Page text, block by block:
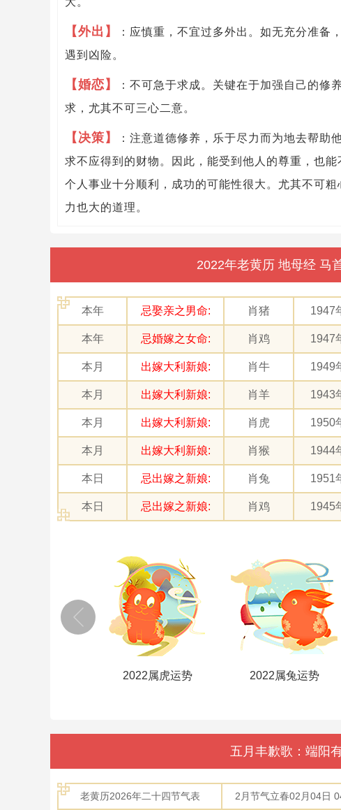
【外出】
：应慎重，不宜过多外出。如无充分准备
遇到凶险。
【婚恋】
：不可急于求成。关键在于加强自己的修
求，尤其不可三心二意。
【决策】
：注意道德修养，乐于尽力而为地去帮助
求不应得到的财物。因此，能受到他人的尊重，也能
个人事业十分顺利，成功的可能性很大。尤其不可粗
力也大的道理。
2022年老黄历 地母经 马
本年 忌娶亲之男命: 肖猪 1947
本年 忌婚嫁之女命: 肖鸡 1947
本月 出嫁大利新娘: 肖牛 1949
本月 出嫁大利新娘: 肖羊 1943
本月 出嫁大利新娘: 肖虎 1950
本月 出嫁大利新娘: 肖猴 1944
本日 忌出嫁之新娘: 肖兔 1951
本日 忌出嫁之新娘: 肖鸡 1945
2022属兔运势 2022属龙运势
五月丰歉歌：端阳
老黄历2026年二十四节气表 2月节气立春02月04日